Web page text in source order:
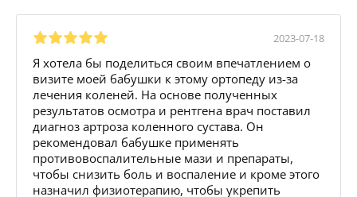
2023-07-18
Я хотела бы поделиться своим впечатлением о
визите моей бабушки к этому ортопеду из-за
лечения коленей. На основе полученных
результатов осмотра и рентгена врач поставил
диагноз артроза коленного сустава. Он
рекомендовал бабушке применять
противовоспалительные мази и препараты,
чтобы снизить боль и воспаление и кроме этого
назначил физиотерапию, чтобы укрепить